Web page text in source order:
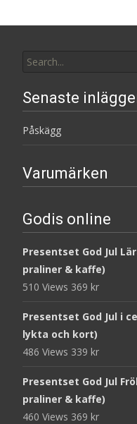
for:
Senaste
Påskägg
Varumärken
Godis online
Presentset God Jul
praliner & kaffe)
510 Views 369 kr
Presentset God Jul i
lykta och kort)
486 Views 339 kr
Presentset God Jul
praliner & kaffe)
460 Views 369 kr